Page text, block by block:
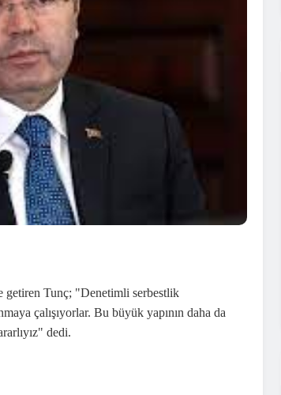
getiren Tunç; "Denetimli serbestlik
çalışıyorlar. Bu büyük yapının daha da
dedi.